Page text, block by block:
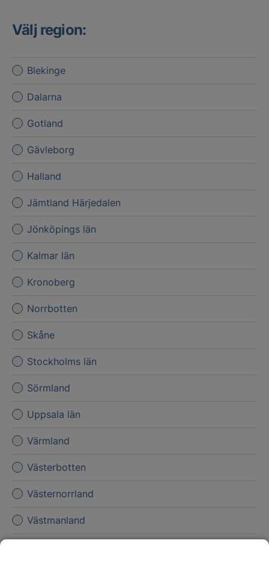
Välj region:
Blekinge
Dalarna
Gotland
Gävleborg
Halland
Jämtland Härjedalen
Jönköpings län
Kalmar län
Kronoberg
Norrbotten
Skåne
Stockholms län
Sörmland
Uppsala län
Värmland
Västerbotten
Västernorrland
Västmanland